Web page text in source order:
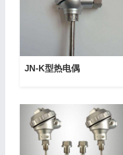
JN-K型热电偶